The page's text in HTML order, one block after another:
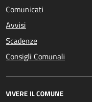
Comunicati
Avvisi
Scadenze
Consigli Comunali
VIVERE IL COMUNE